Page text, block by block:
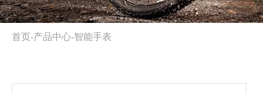
首页-产品中心-智能手表